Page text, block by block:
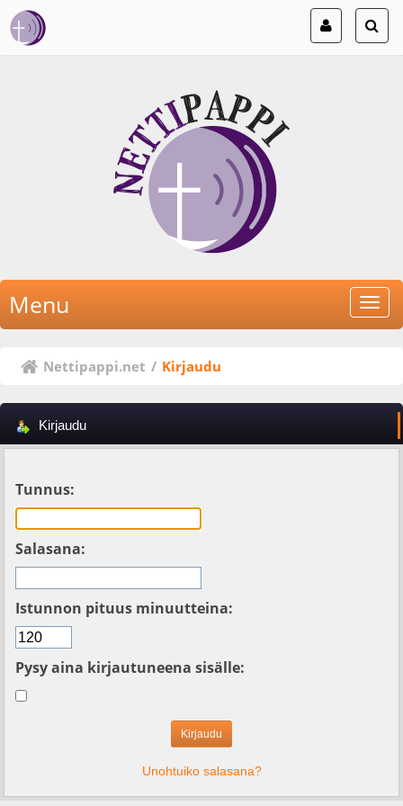
Menu
Nettipappi.net / Kirjaudu
Kirjaudu
Tunnus:
Salasana:
Istunnon pituus minuutteina:
Pysy aina kirjautuneena sisälle:
Unohtuiko salasana?